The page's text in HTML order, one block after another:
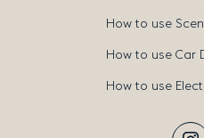
How to use
How to use Car
How to use